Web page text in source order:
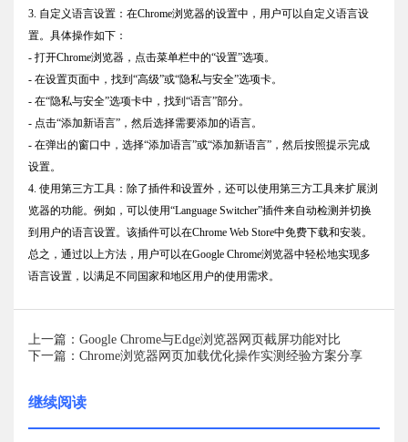
3. 自定义语言设置：在Chrome浏览器的设置中，用户可以自定义语言设
置。具体操作如下：
- 打开Chrome浏览器，点击菜单栏中的“设置”选项。
- 在设置页面中，找到“高级”或“隐私与安全”选项卡。
- 在“隐私与安全”选项卡中，找到“语言”部分。
- 点击“添加新语言”，然后选择需要添加的语言。
- 在弹出的窗口中，选择“添加语言”或“添加新语言”，然后按照提示完成
设置。
4. 使用第三方工具：除了插件和设置外，还可以使用第三方工具来扩展浏
览器的功能。例如，可以使用“Language Switcher”插件来自动检测并切换
到用户的语言设置。该插件可以在Chrome Web Store中免费下载和安装。
总之，通过以上方法，用户可以在Google Chrome浏览器中轻松地实现多
语言设置，以满足不同国家和地区用户的使用需求。
上一篇：Google Chrome与Edge浏览器网页截屏功能对比
下一篇：Chrome浏览器网页加载优化操作实测经验方案分享
继续阅读